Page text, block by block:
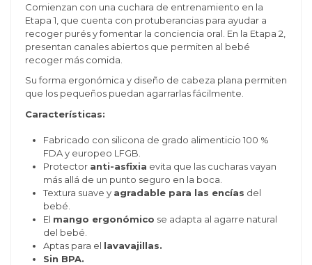
Comienzan con una cuchara de entrenamiento en la
Etapa 1, que cuenta con protuberancias para ayudar a
recoger purés y fomentar la conciencia oral. En la Etapa 2,
presentan canales abiertos que permiten al bebé
recoger más comida.
Su forma ergonómica y diseño de cabeza plana permiten
que los pequeños puedan agarrarlas fácilmente.
Características:
Fabricado con silicona de grado alimenticio 100 %
FDA y europeo LFGB.
Protector anti-asfixia evita que las cucharas vayan
más allá de un punto seguro en la boca.
Textura suave y agradable para las encías del
bebé.
El mango ergonómico se adapta al agarre natural
del bebé.
Aptas para el lavavajillas.
Sin BPA.